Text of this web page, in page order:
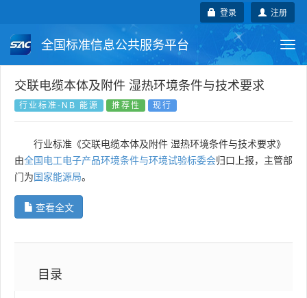
注册
登录
全国标准信息公共服务平台
国家标准 行业标准 地方标准
国外标准 技术委员会
交联电缆本体及附件 湿热环境条件与技术要求
行业标准-NB 能源 推荐性 现行
行业标准《交联电缆本体及附件 湿热环境条件与技术要求》
由全国电工电子产品环境条件与环境试验标委会归口上报，主管部
门为国家能源局。
查看全文
目录